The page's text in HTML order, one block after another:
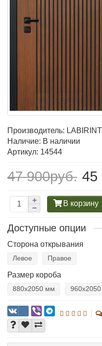
Производитель: LABIRINT
Наличие: В наличии
Артикул: 14544
47 900руб. 45
В корзину
Доступные опции
Сторона открывания
Левое Правое
Размер короба
880х2050 мм